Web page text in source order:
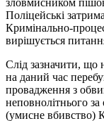
Поліцейські
Кримінально-
вирішується
Слід зазначити, що
на даний час
провадження з
неповнолітнього
(умисне вбивство)